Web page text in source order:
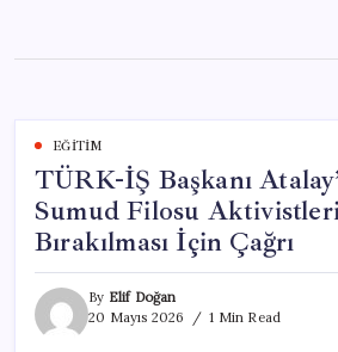
content
EĞITIM
TÜRK-İŞ Başkanı
Sumud Filosu
Bırakılması İçin Çağrı
By Elif Doğan
20 Mayıs 2026
1 Min Read